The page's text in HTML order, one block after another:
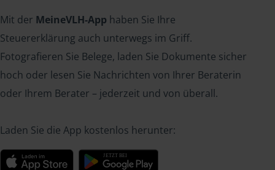
Mit der MeineVLH-App haben Sie Ihre
Steuererklärung auch unterwegs im Griff.
Fotografieren Sie Belege, laden Sie Dokumente sicher
hoch oder lesen Sie Nachrichten von Ihrer Beraterin
oder Ihrem Berater – jederzeit und von überall.
Laden Sie die App kostenlos herunter: